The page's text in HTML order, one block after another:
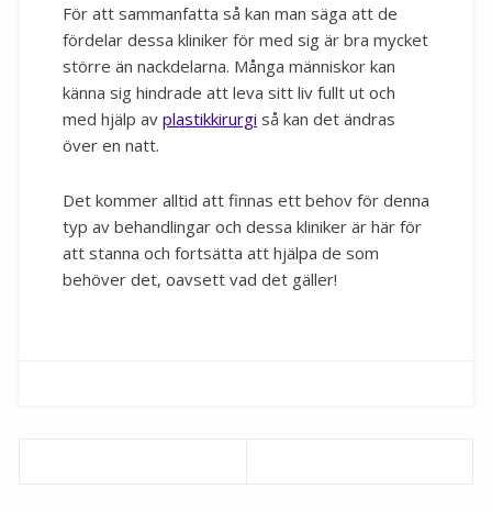
För att sammanfatta så kan man säga att de
fördelar dessa kliniker för med sig är bra mycket
större än nackdelarna. Många människor kan
känna sig hindrade att leva sitt liv fullt ut och
med hjälp av plastikkirurgi så kan det ändras
över en natt.
Det kommer alltid att finnas ett behov för denna
typ av behandlingar och dessa kliniker är här för
att stanna och fortsätta att hjälpa de som
behöver det, oavsett vad det gäller!